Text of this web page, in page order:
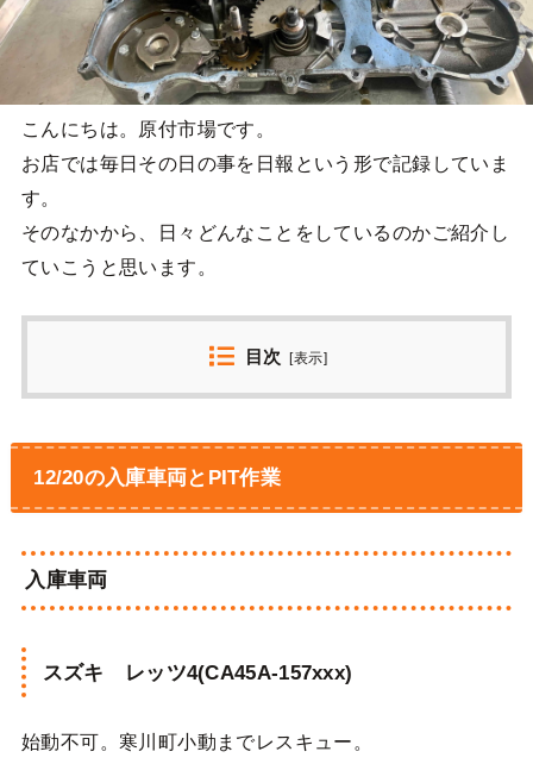
こんにちは。原付市場です。
お店では毎日その日の事を日報という形で記録していま
す。
そのなかから、日々どんなことをしているのかご紹介し
ていこうと思います。
目次 [表示]
12/20の入庫車両とPIT作業
入庫車両
スズキ レッツ4(CA45A-157xxx)
始動不可。寒川町小動までレスキュー。